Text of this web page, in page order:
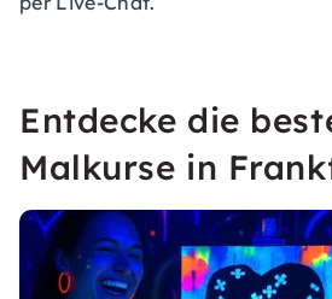
Entdecke die
Malkurse in